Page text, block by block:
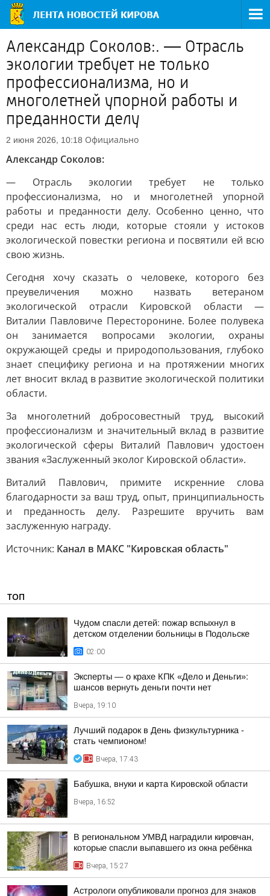
Александр Соколов:. — Отрасль
экологии требует не только
профессионализма, но и
многолетней упорной работы и
преданности делу
2 июня 2026, 10:18 Официально
Александр Соколов:
— Отрасль экологии требует не только
профессионализма, но и многолетней упорной
работы и преданности делу. Особенно ценно, что
среди нас есть люди, которые стояли у истоков
экологической повестки региона и посвятили ей всю
свою жизнь.
Сегодня хочу сказать о человеке, которого без
преувеличения можно назвать ветераном
экологической отрасли Кировской области —
Виталии Павловиче Пересторонине. Более полувека
он занимается вопросами экологии, охраны
окружающей среды и природопользования, глубоко
знает специфику региона и на протяжении многих
лет вносит вклад в развитие экологической политики
области.
За многолетний добросовестный труд, высокий
профессионализм и значительный вклад в развитие
экологической сферы Виталий Павлович удостоен
звания «Заслуженный эколог Кировской области».
Виталий Павлович, примите искренние слова
благодарности за ваш труд, опыт, принципиальность
и преданность делу. Разрешите вручить вам
заслуженную награду.
Источник: Канал в МАКС "Кировская область"
ТОП
Чудом спасли детей: пожар вспыхнул в
детском отделении больницы в Подольске
02:00
Эксперты — о крахе КПК «Дело и Деньги»:
шансов вернуть деньги почти нет
Вчера, 19:10
Лучший подарок в День физкультурника -
стать чемпионом!
Вчера, 17:43
Бабушка, внуки и карта Кировской области
Вчера, 16:52
В региональном УМВД наградили кировчан,
которые спасли выпавшего из окна ребёнка
Вчера, 15:27
Астрологи опубликовали прогноз для знаков